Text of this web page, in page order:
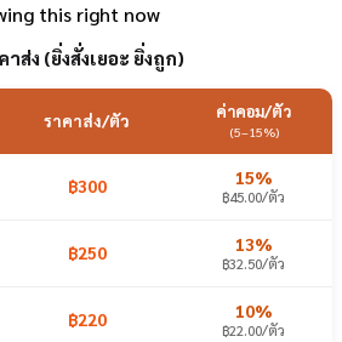
this right now
าส่ง (ยิ่งสั่งเยอะ ยิ่งถูก)
ราคาส่ง/ตัว ค่าคอม/ตัว
(5–15%)
฿300 15%
฿45.00/ตัว
฿250 13%
฿32.50/ตัว
฿220 10%
฿22.00/ตัว